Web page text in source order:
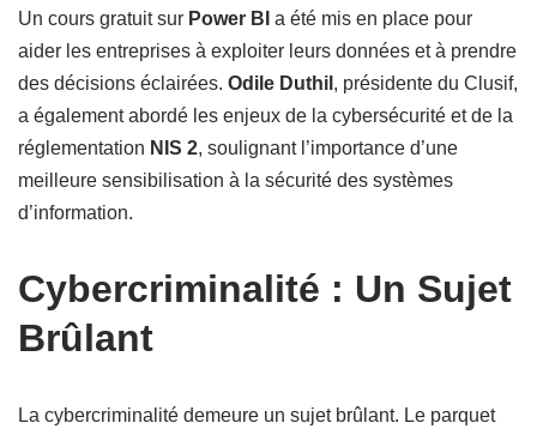
Un cours gratuit sur Power BI a été mis en place pour
aider les entreprises à exploiter leurs données et à prendre
des décisions éclairées. Odile Duthil , présidente du Clusif,
a également abordé les enjeux de la cybersécurité et de la
réglementation NIS 2, soulignant l’importance d’une
meilleure sensibilisation à la sécurité des systèmes
d’information.
Cybercriminalité : Un Sujet
Brûlant
La cybercriminalité demeure un sujet brûlant. Le parquet